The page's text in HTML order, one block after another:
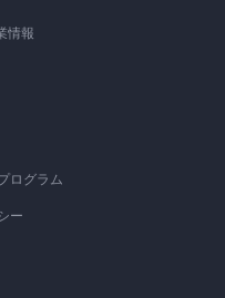
情報
ログラム
ー